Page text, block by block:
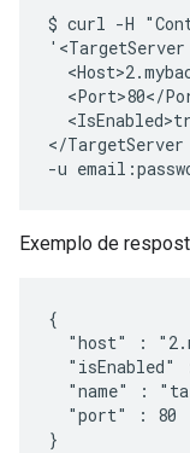
$ curl -H
<Port>80</
</
Exemplo de
{
"host" :
"isEnabled"
"name" :
  "port" : 80
}